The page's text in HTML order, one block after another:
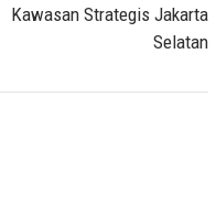
Kawasan Strategis Jakarta
Selatan